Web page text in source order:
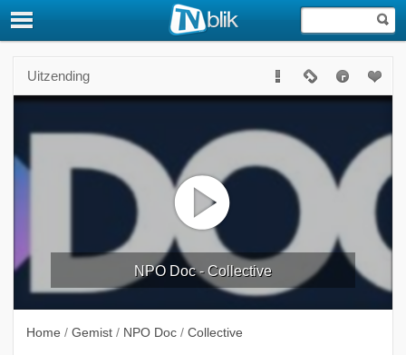
Uitzending
NPO Doc - Collective
Home / Gemist / NPO Doc / Collective